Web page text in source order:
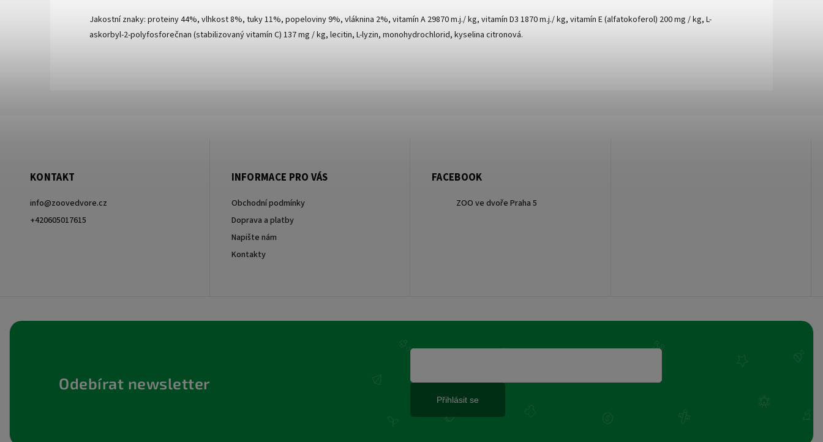
Jakostní znaky: proteiny 44%, vlhkost 8%, tuky 11%, popeloviny 9%, vláknina 2%, vitamín A 29870 m.j./ kg, vitamín D3 1870 m.j./ kg, vitamín E (alfatokoferol) 200 mg / kg, L-
askorbyl-2-polyfosforečnan (stabilizovaný vitamín C) 137 mg / kg, lecitin, L-lyzin, monohydrochlorid, kyselina citronová.
KONTAKT
info@zoovedvore.cz
+420605017615
INFORMACE PRO VÁS
Obchodní podmínky
Doprava a platby
Napište nám
Kontakty
Odebírat newsletter
Přihlásit se
FACEBOOK
ZOO ve dvoře Praha 5